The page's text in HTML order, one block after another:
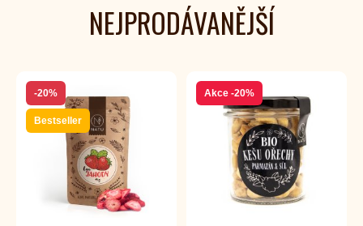
NEJPRODÁVANĚJŠÍ
-20%
Bestseller
Akce-20%